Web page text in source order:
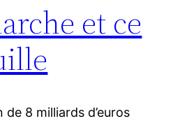
et ce
de 8 milliards d’euros